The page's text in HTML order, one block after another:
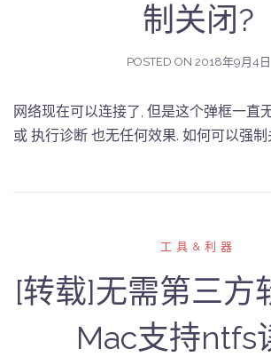
制关闭?
POSTED ON 2018年9月4日
网络现在可以连接了, 但是这个弹框一直
或 执行诊断 也无任何效果. 如何可以强制
工具&利器
[转载]无需第三方
Mac支持ntfs